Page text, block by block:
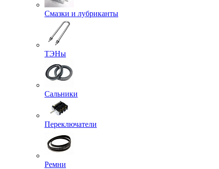
Смазки и лубриканты
ТЭНы
Сальники
Переключатели
Ремни